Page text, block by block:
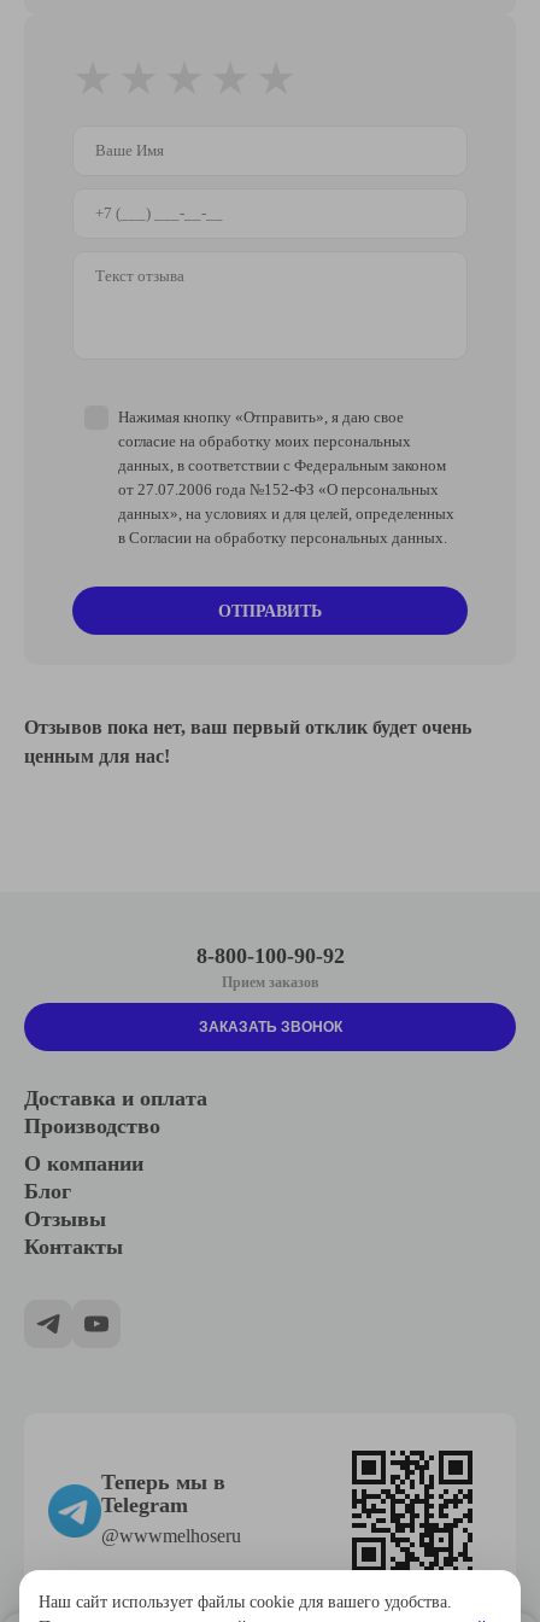
Нажимая кнопку «Отправить», я даю свое
согласие на обработку моих персональных
данных, в соответствии с Федеральным законом
от 27.07.2006 года №152-ФЗ «О персональных
данных», на условиях и для целей, определенных
в Согласии на обработку персональных данных.
ОТПРАВИТЬ
Отзывов пока нет, ваш первый отклик будет очень
ценным для нас!
Доставка и оплата
Производство
О компании
Блог
Отзывы
Контакты
8-800-100-90-92
Прием заказов
ЗАКАЗАТЬ ЗВОНОК
Теперь мы в
Telegram
@wwwmelhoseru
Наш сайт использует файлы cookie для вашего удобства.